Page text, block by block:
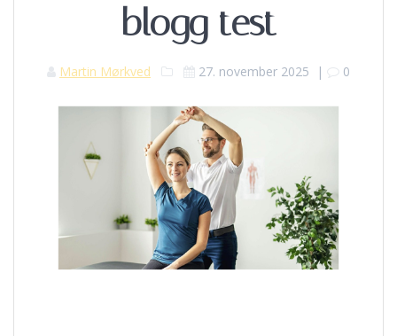
blogg test
Martin Mørkved 27. november 2025 | 0